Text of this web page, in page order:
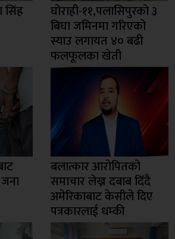
सिंह घोराही-११,पलासिपुरको ३
बिघा जमिनमा गरिएको
स्याउ लगायत ४० बढी
फलफूलका खेती
बलात्कार आरोपितको
समाचार लेख्न दबाब दिँदै
अमेरिकाबाट केसीले दिए
पत्रकारलाई धम्की